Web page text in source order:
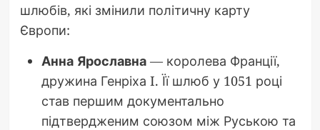
шлюбів, які змінили політичну карту
Європи:
Анна Ярославна— королева Франції,
дружина Генріха I. Її шлюб у 1051 році
став першим документально
підтвердженим союзом між Руською та